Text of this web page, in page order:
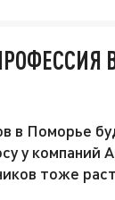
в Поморье
у компаний
тоже